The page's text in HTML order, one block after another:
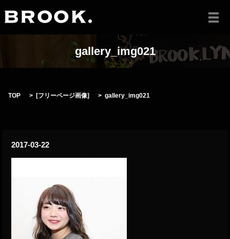
メ
gallery_img021
TOP [フリーページ画像] gallery_img021
2017-03-22